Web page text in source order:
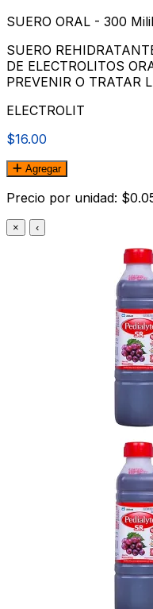
SUERO ORAL - 300
SUERO
DE ELECTROLITOS
PREVENIR O TRATAR
ELECTROLIT
$16.00
Agregar
Precio por unidad:
× ‹